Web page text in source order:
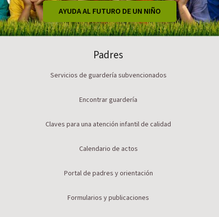
AYUDA AL FUTURO DE UN NIÑO
Padres
Servicios de guardería subvencionados
Encontrar guardería
Claves para una atención infantil de calidad
Calendario de actos
Portal de padres y orientación
Formularios y publicaciones